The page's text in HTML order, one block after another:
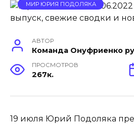
МИР ЮРИЯ ПОДОЛЯКА
АВТОР
Команда Онуфриенко ру
ПРОСМОТРОВ
267к.
19 июля Юрий Подоляка